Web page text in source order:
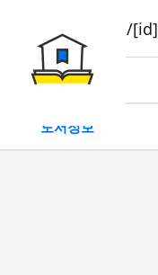
book/rent/[id]
대여
도서정보